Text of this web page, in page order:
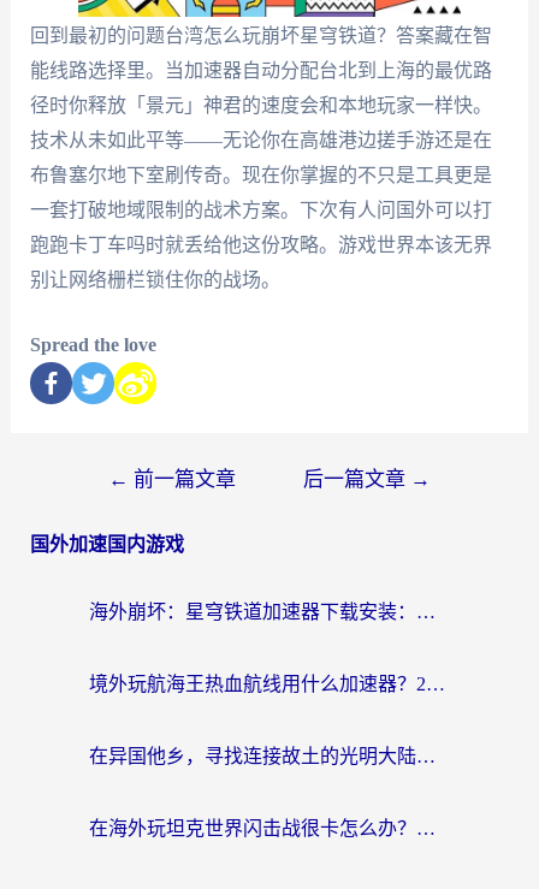
回到最初的问题台湾怎么玩崩坏星穹铁道？答案藏在智
能线路选择里。当加速器自动分配台北到上海的最优路
径时你释放「景元」神君的速度会和本地玩家一样快。
技术从未如此平等——无论你在高雄港边搓手游还是在
布鲁塞尔地下室刷传奇。现在你掌握的不只是工具更是
一套打破地域限制的战术方案。下次有人问国外可以打
跑跑卡丁车吗时就丢给他这份攻略。游戏世界本该无界
别让网络栅栏锁住你的战场。
Spread the love
← 前一篇文章 后一篇文章 →
国外加速国内游戏
海外崩坏：星穹铁道加速器下载安装：一份给游子的终极网络指南
境外玩航海王热血航线用什么加速器？2026海外玩家实测最优方案（附欧洲问道堡垒前线加速技巧）
在异国他乡，寻找连接故土的光明大陆免费加速器
在海外玩坦克世界闪击战很卡怎么办？老玩家亲测有效的加速器选择指南